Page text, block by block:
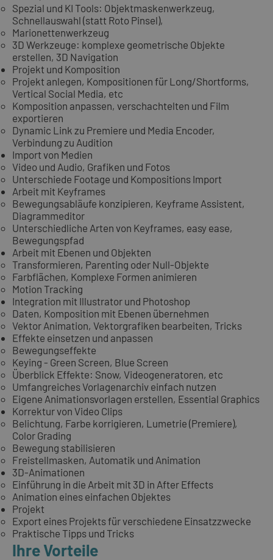
Spezial und KI Tools: Objektmaskenwerkzeug,
Schnellauswahl (statt Roto Pinsel),
Marionettenwerkzeug
3D Werkzeuge: komplexe geometrische Objekte
erstellen, 3D Navigation
Projekt und Komposition
Projekt anlegen, Kompositionen für Long/Shortforms,
Vertical Social Media, etc
Komposition anpassen, verschachtelten und Film
exportieren
Dynamic Link zu Premiere und Media Encoder,
Verbindung zu Audition
Import von Medien
Video und Audio, Grafiken und Fotos
Unterschiede Footage und Kompositions Import
Arbeit mit Keyframes
Bewegungsabläufe konzipieren, Keyframe Assistent,
Diagrammeditor
Unterschiedliche Arten von Keyframes, easy ease,
Bewegungspfad
Arbeit mit Ebenen und Objekten
Transformieren, Parenting oder Null-Objekte
Farbflächen, Komplexe Formen animieren
Motion Tracking
Integration mit Illustrator und Photoshop
Daten, Komposition mit Ebenen übernehmen
Vektor Animation, Vektorgrafiken bearbeiten, Tricks
Effekte einsetzen und anpassen
Bewegungseffekte
Keying - Green Screen, Blue Screen
Überblick Effekte: Snow, Videogeneratoren, etc
Umfangreiches Vorlagenarchiv einfach nutzen
Eigene Animationsvorlagen erstellen, Essential Graphics
Korrektur von Video Clips
Belichtung, Farbe korrigieren, Lumetrie (Premiere),
Color Grading
Bewegung stabilisieren
Freistellmasken, Automatik und Animation
3D-Animationen
Einführung in die Arbeit mit 3D in After Effects
Animation eines einfachen Objektes
Projekt
Export eines Projekts für verschiedene Einsatzzwecke
Praktische Tipps und Tricks
Ihre Vorteile